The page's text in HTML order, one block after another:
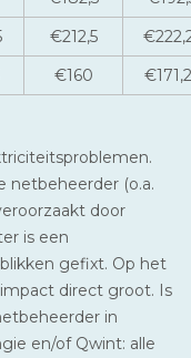
€212,5
€160
(o.a.
door
is een
gefixt. Op het
direct groot. Is
in
en/of Qwint: alle